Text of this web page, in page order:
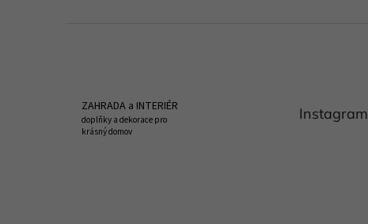
ZAHRADA a INTERIÉR
doplňky a dekorace pro
krásný domov
Instagram